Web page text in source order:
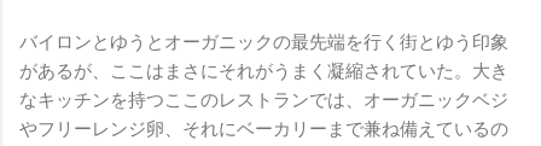
バイロンとゆうとオーガニックの最先端を行く街とゆう印象
があるが、ここはまさにそれがうまく凝縮されていた。大き
なキッチンを持つここのレストランでは、オーガニックベジ
やフリーレンジ卵、それにベーカリーまで兼ね備えているの